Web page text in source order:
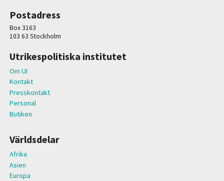
Postadress
Box 3163
103 63 Stockholm
Utrikespolitiska institutet
Om UI
Kontakt
Presskontakt
Personal
Butiken
Världsdelar
Afrika
Asien
Europa